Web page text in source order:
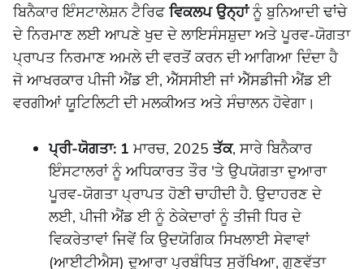
ਬਿਨੈਕਾਰ ਇੰਸਟਾਲੇਸ਼ਨ ਟੈਰਿਫ ਵਿਕਲਪ ਉਨ੍ਹਾਂਨੂੰ ਬੁਨਿਆਦੀ ਢਾਂਚੇ
ਦੇ ਨਿਰਮਾਣ ਲਈ ਆਪਣੇ ਖੁਦ ਦੇ ਲਾਇਸੰਸਸ਼ੁਦਾ ਅਤੇ ਪੂਰਵ-ਯੋਗਤਾ
ਪ੍ਰਾਪਤ ਨਿਰਮਾਣ ਅਮਲੇ ਦੀ ਵਰਤੋਂ ਕਰਨ ਦੀ ਆਗਿਆ ਦਿੰਦਾ ਹੈ
ਜੋ ਆਖਰਕਾਰ ਪੀਜੀ ਐਂਡ ਈ, ਐੱਸਸੀਈ ਜਾਂ ਐੱਸਡੀਜੀ ਐਂਡ ਈ
ਵਰਗੀਆਂ ਯੂਟਿਲਿਟੀ ਦੀ ਮਲਕੀਅਤ ਅਤੇ ਸੰਚਾਲਨ ਹੋਵੇਗਾ।
ਪ੍ਰੀ-ਯੋਗਤਾ: 1 ਮਾਰਚ, 2025 ਤੱਕ, ਸਾਰੇ ਬਿਨੈਕਾਰ
ਇੰਸਟਾਲਰਾਂ ਨੂੰ ਅਧਿਕਾਰਤ ਤੌਰ 'ਤੇ ਉਪਯੋਗਤਾ ਦੁਆਰਾ
ਪੂਰਵ-ਯੋਗਤਾ ਪ੍ਰਾਪਤ ਹੋਣੀ ਚਾਹੀਦੀ ਹੈ. ਉਦਾਹਰਣ ਦੇ
ਲਈ, ਪੀਜੀ ਐਂਡ ਈ ਨੂੰ ਠੇਕੇਦਾਰਾਂ ਨੂੰ ਤੀਜੀ ਧਿਰ ਦੇ
ਵਿਕਰੇਤਾਵਾਂ ਜਿਵੇਂ ਕਿ ਉਦਯੋਗਿਕ ਸਿਖਲਾਈ ਸੇਵਾਵਾਂ
(ਆਈਟੀਐਸ) ਦੁਆਰਾ ਪ੍ਰਬੰਧਿਤ ਸੁਰੱਖਿਆ, ਗੁਣਵੱਤਾ